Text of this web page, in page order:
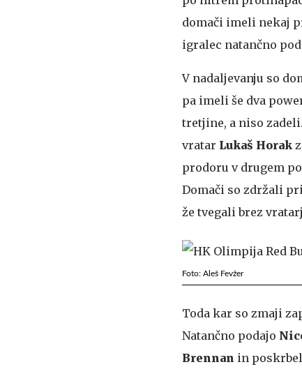
domači imeli nekaj
igralec natančno
V nadaljevanju so
pa imeli še dva
tretjine, a niso
vratar Lukaš Horak
prodoru v drugem
Domači so zdržali
že tvegali brez
Foto: Aleš Fevžer
Toda kar so zmaji
Natančno podajo
Brennan in